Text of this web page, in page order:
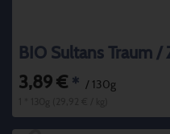
BIO Sultans Traum
3,89 € * / 130g